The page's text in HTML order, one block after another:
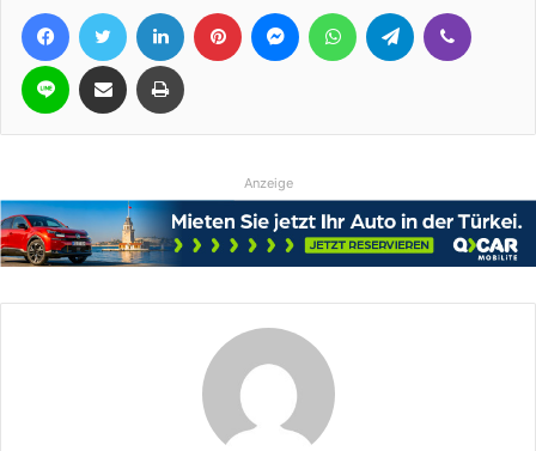
FacebookTwitter LinkedIn Pinterest MessengerWhatsAppTelegram
Line Teile per E-Mail Drucken
Anzeige